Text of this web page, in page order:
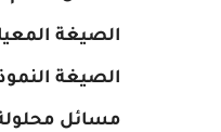
الصيغة
الصيغة
مسائل